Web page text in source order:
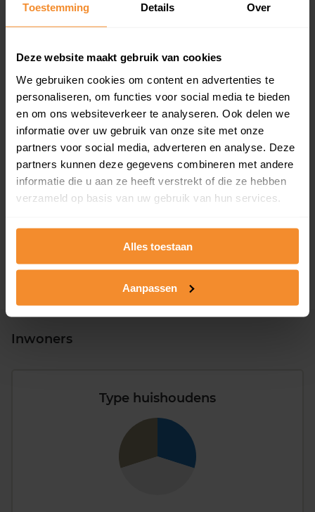
Toestemming Details Over
Deze website maakt gebruik van cookies
We gebruiken cookies om content en advertenties te
personaliseren, om functies voor social media te bieden
en om ons websiteverkeer te analyseren. Ook delen we
informatie over uw gebruik van onze site met onze
partners voor social media, adverteren en analyse. Deze
partners kunnen deze gegevens combineren met andere
informatie die u aan ze heeft verstrekt of die ze hebben
verzameld op basis van uw gebruik van hun services.
Alles toestaan
Aanpassen
Bouwjaar
T/m 1945
26%
1946 - 1980
23%
1981 - 2007
24%
Inwoners
Type huishoudens